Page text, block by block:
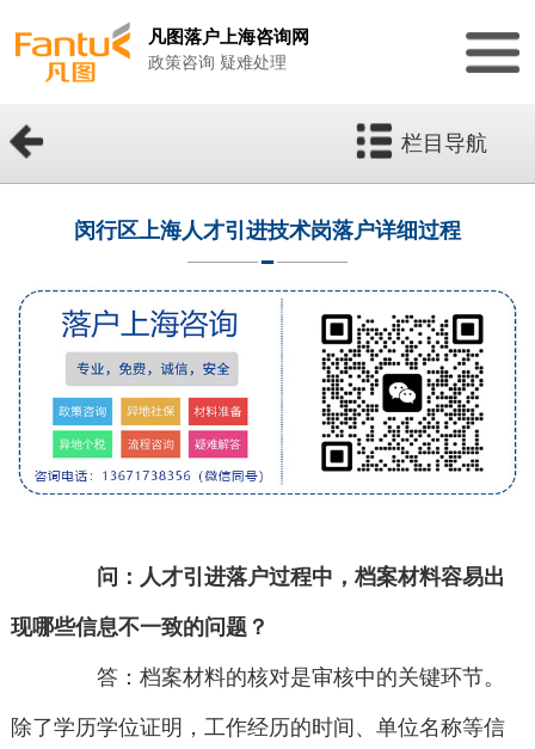
凡图落户上海咨询网
政策咨询 疑难处理
栏目导航
闵行区上海人才引进技术岗落户详细过程
问：人才引进落户过程中，档案材料容易出
现哪些信息不一致的问题？
答：档案材料的核对是审核中的关键环节。
除了学历学位证明，工作经历的时间、单位名称等信